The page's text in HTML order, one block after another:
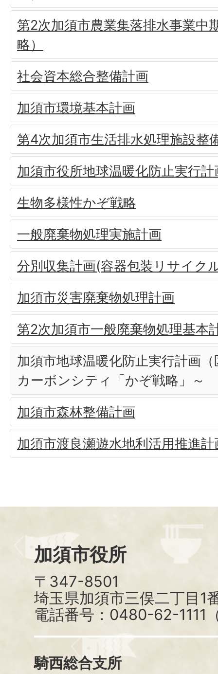
第2次加須市農業集落排水事業中
略）
社会資本総合整備計画
加須市環境基本計画
第4次加須市生活排水処理施設整
加須市役所地球温暖化防止実行
生物多様性かぞ戦略
一般廃棄物処理実施計画
分別収集計画(容器包装リサイク
加須市災害廃棄物処理計画
第2次加須市一般廃棄物処理基本
加須市地球温暖化防止実行計画
カーボンシティ「かぞ戦略」～
加須市森林整備計画
加須市渡良瀬遊水地利活用推進計
加須市役所
〒347-8501
埼玉県加須市三俣二丁目1
電話番号：0480-62-1111
騎西総合支所